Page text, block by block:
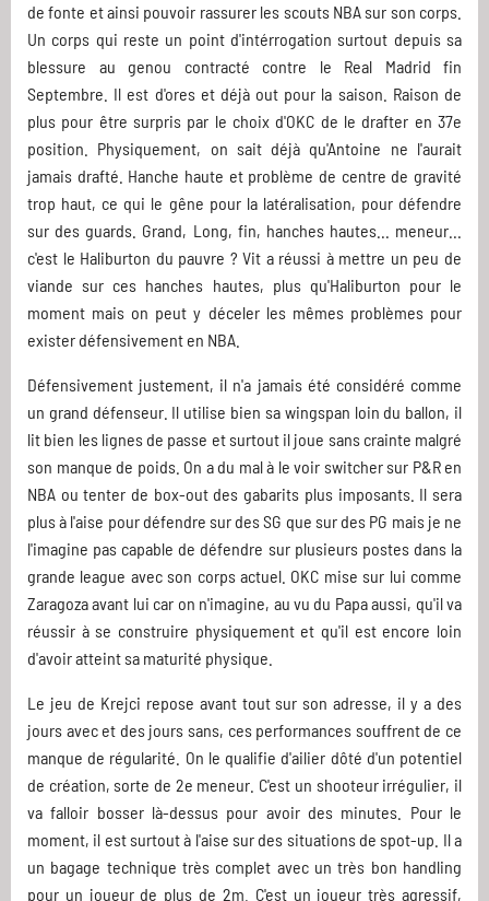
de fonte et ainsi pouvoir rassurer les scouts NBA sur son corps.
Un corps qui reste un point d'intérrogation surtout depuis sa
blessure au genou contracté contre le Real Madrid fin
Septembre. Il est d'ores et déjà out pour la saison. Raison de
plus pour être surpris par le choix d'OKC de le drafter en 37e
position. Physiquement, on sait déjà qu'Antoine ne l'aurait
jamais drafté. Hanche haute et problème de centre de gravité
trop haut, ce qui le gêne pour la latéralisation, pour défendre
sur des guards. Grand, Long, fin, hanches hautes... meneur...
c'est le Haliburton du pauvre ? Vit a réussi à mettre un peu de
viande sur ces hanches hautes, plus qu'Haliburton pour le
moment mais on peut y déceler les mêmes problèmes pour
exister défensivement en NBA.
Défensivement justement, il n'a jamais été considéré comme
un grand défenseur. Il utilise bien sa wingspan loin du ballon, il
lit bien les lignes de passe et surtout il joue sans crainte malgré
son manque de poids. On a du mal à le voir switcher sur P&R en
NBA ou tenter de box-out des gabarits plus imposants. Il sera
plus à l'aise pour défendre sur des SG que sur des PG mais je ne
l'imagine pas capable de défendre sur plusieurs postes dans la
grande league avec son corps actuel. OKC mise sur lui comme
Zaragoza avant lui car on n'imagine, au vu du Papa aussi, qu'il va
réussir à se construire physiquement et qu'il est encore loin
d'avoir atteint sa maturité physique.
Le jeu de Krejci repose avant tout sur son adresse, il y a des
jours avec et des jours sans, ces performances souffrent de ce
manque de régularité. On le qualifie d'ailier dôté d'un potentiel
de création, sorte de 2e meneur. C'est un shooteur irrégulier, il
va falloir bosser là-dessus pour avoir des minutes. Pour le
moment, il est surtout à l'aise sur des situations de spot-up. Il a
un bagage technique très complet avec un très bon handling
pour un joueur de plus de 2m. C'est un joueur très agressif,